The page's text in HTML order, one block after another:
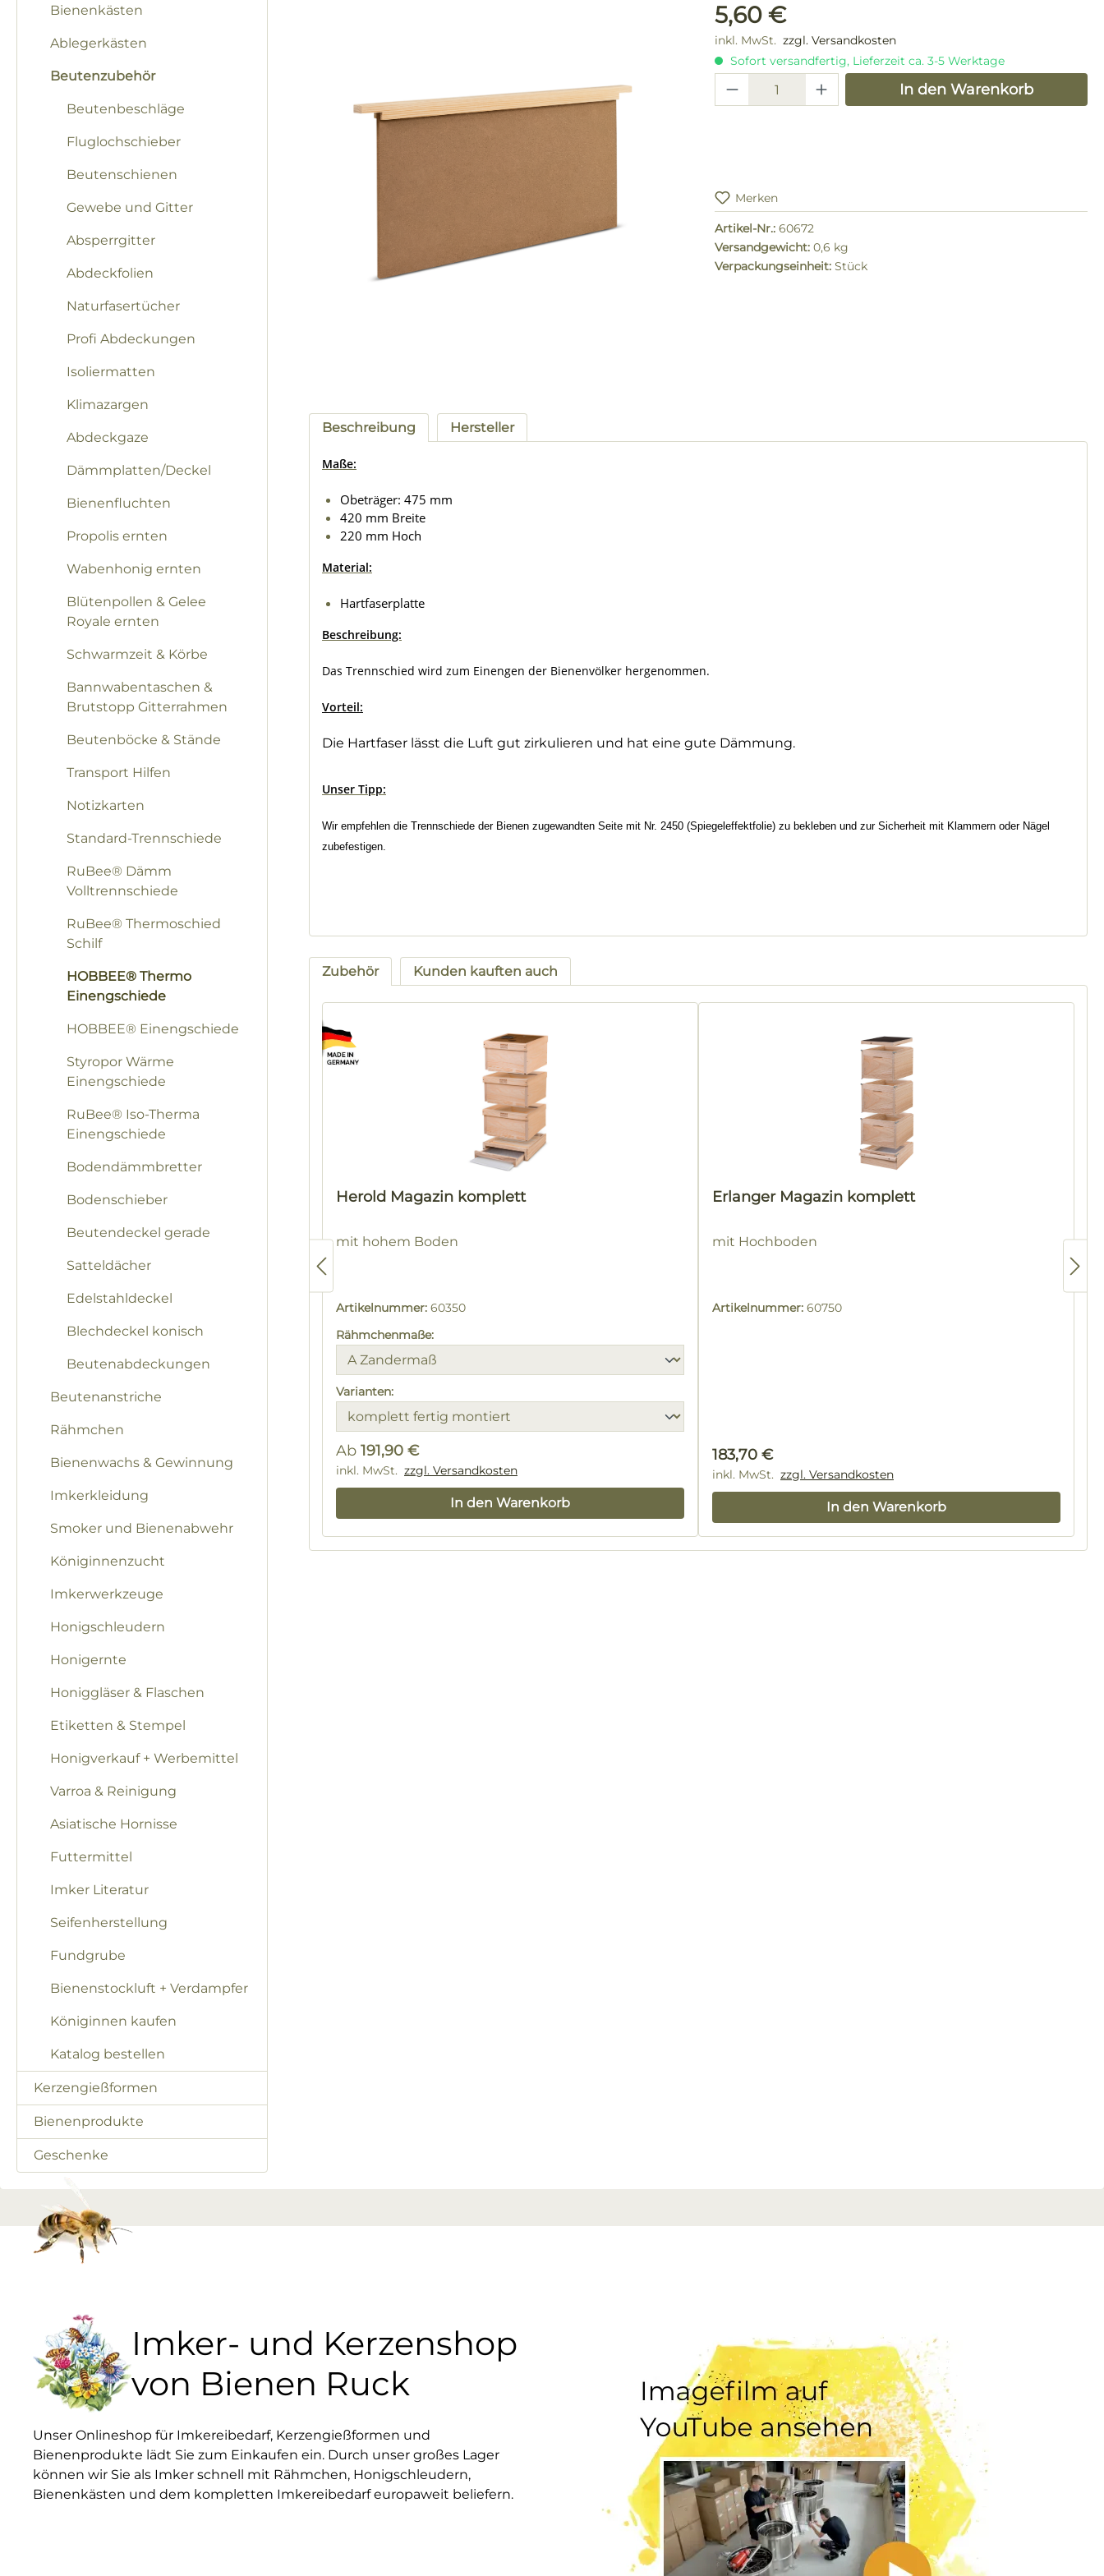
Bienenkästen
Ablegerkästen
Beutenzubehör
Beutenbeschläge
Fluglochschieber
Beutenschienen
Gewebe und Gitter
Absperrgitter
Abdeckfolien
Naturfasertücher
Profi Abdeckungen
Isoliermatten
Klimazargen
Abdeckgaze
Dämmplatten/Deckel
Bienenfluchten
Propolis ernten
Wabenhonig ernten
Blütenpollen & Gelee
Royale ernten
Schwarmzeit & Körbe
Bannwabentaschen &
Brutstopp Gitterrahmen
Beutenböcke & Stände
Transport Hilfen
Notizkarten
Standard-Trennschiede
RuBee® Dämm
Volltrennschiede
RuBee® Thermoschied
Schilf
HOBBEE® Thermo
Einengschiede
HOBBEE® Einengschiede
Styropor Wärme
Einengschiede
RuBee® Iso-Therma
Einengschiede
Bodendämmbretter
Bodenschieber
Beutendeckel gerade
Satteldächer
Edelstahldeckel
Blechdeckel konisch
Beutenabdeckungen
Beutenanstriche
Rähmchen
Bienenwachs & Gewinnung
Imkerkleidung
Smoker und Bienenabwehr
Königinnenzucht
Imkerwerkzeuge
Honigschleudern
Honigernte
Honiggläser & Flaschen
Etiketten & Stempel
Honigverkauf + Werbemittel
Varroa & Reinigung
Asiatische Hornisse
Futtermittel
Imker Literatur
Seifenherstellung
Fundgrube
Bienenstockluft + Verdampfer
Königinnen kaufen
Katalog bestellen
Kerzengießformen
Bienenprodukte
Geschenke
Regulärer Preis:
5,60 €
inkl. MwSt. zzgl. Versandkosten
Sofort versandfertig, Lieferzeit ca. 3-5 Werktage
Produkt Anzahl: Gib denIn den Warenkorb
Merken
Artikel-Nr.: 60672
Versandgewicht: 0,6 kg
Verpackungseinheit: Stück
Beschreibung Hersteller
Maße:
Obeträger: 475 mm
420 mm Breite
220 mm Hoch
Material:
Hartfaserplatte
Beschreibung:
Das Trennschied wird zum Einengen der Bienenvölker hergenommen.
Vorteil:
Die Hartfaser lässt die Luft gut zirkulieren und hat eine gute Dämmung.
Unser Tipp:
Wir empfehlen die Trennschiede der Bienen zugewandten Seite mit Nr. 2450 (Spiegeleffektfolie) zu bekleben und zur Sicherheit mit Klammern oder Nägel
zubefestigen.
Zubehör Kunden kauften auch
Produktgalerie überspringen
Herold Magazin komplett
mit hohem Boden
Artikelnummer: 60350
Rähmchenmaße:
Varianten:
Ab 191,90 €
Regulärer Preis:
inkl. MwSt. zzgl. Versandkosten
In den Warenkorb
Erlanger Magazin komplett
mit Hochboden
Artikelnummer: 60750
Regulärer Preis:
183,70 €
inkl. MwSt. zzgl. Versandkosten
In den Warenkorb
Imker- und Kerzenshop
von Bienen Ruck
Unser Onlineshop für Imkereibedarf, Kerzengießformen und
Bienenprodukte lädt Sie zum Einkaufen ein. Durch unser großes Lager
können wir Sie als Imker schnell mit Rähmchen, Honigschleudern,
Bienenkästen und dem kompletten Imkereibedarf europaweit beliefern.